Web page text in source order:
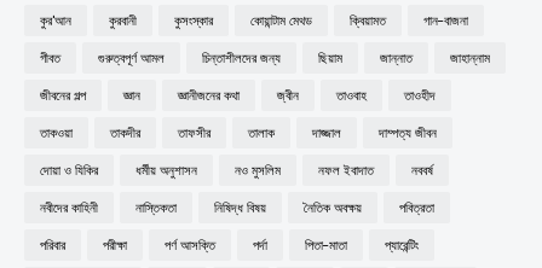
কুর'আন
কুরবানী কুসংস্কার কোয়ান্টাম মেথড ক্বিয়ামত
গান-বাজনা
গীবত
গুরুত্বপূর্ণ আমল চিন্তাশীলদের জন্য ছিয়াম জান্নাত
জাহান্নাম
জীবনের গল্প
জ্ঞান জ্ঞানীজনের কথা জ্বীন তাওবাহ
তাওহীদ
তাকওয়া
তাকদীর তাফসীর তালাক দাজ্জাল
দাম্পত্য জীবন
দোয়া ও যিকির
ধর্মীয় অনুশাসন নও মুসলিম নফল ইবাদাত
নববর্ষ
নবীদের কাহিনী
নাস্তিকতা নিষিদ্ধ বিষয় নৈতিক অবক্ষয়
পবিত্রতা
পরিবার
পরীক্ষা পর্ণ আসক্তি পর্দা পিতা-মাতা
প্যারেন্টিং